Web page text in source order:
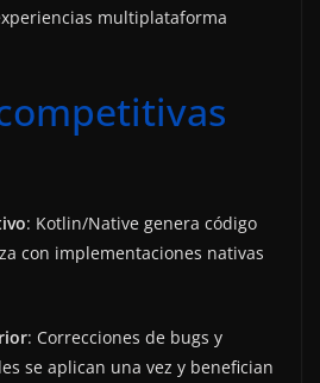
multiplataforma
: Kotlin/Native genera código
con implementaciones nativas
: Correcciones de bugs y
se aplican una vez y benefician